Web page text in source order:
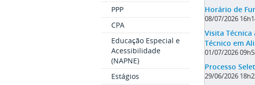
PPP
CPA
Educação Especial e
Acessibilidade
(NAPNE)
Estágios
Horário de
08/07/2026
Visita
Técnico em
01/07/2026
Processo
29/06/2026